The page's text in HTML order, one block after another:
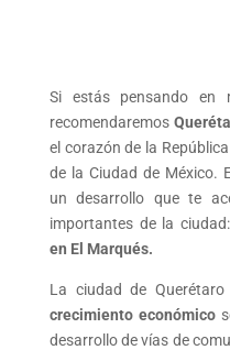
Si estás pensando en
recomendaremos
el corazón de la
de la Ciudad de México.
un desarrollo que te
importantes de la ciudad:
en El Marqués.
La ciudad de
crecimiento económico
desarrollo de vías de